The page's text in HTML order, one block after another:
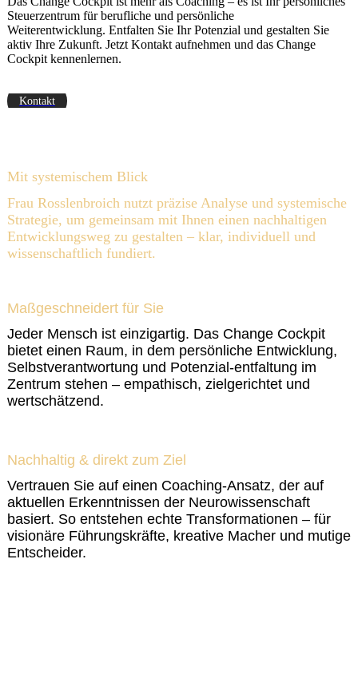
Steuerzentrum für berufliche und persönliche
Weiterentwicklung. Entfalten Sie Ihr Potenzial und gestalten Sie
aktiv Ihre Zukunft. Jetzt Kontakt aufnehmen und das Change
Cockpit kennenlernen.
Kontakt
Mit systemischem Blick
Frau Rosslenbroich nutzt präzise Analyse und systemische
Strategie, um gemeinsam mit Ihnen einen nachhaltigen
Entwicklungsweg zu gestalten – klar, individuell und
wissenschaftlich fundiert.
Maßgeschneidert für Sie
Jeder Mensch ist einzigartig. Das Change Cockpit
bietet einen Raum, in dem persönliche Entwicklung,
Selbstverantwortung und Potenzial-entfaltung im
Zentrum stehen – empathisch, zielgerichtet und
wertschätzend.
Nachhaltig & direkt zum Ziel
Vertrauen Sie auf einen Coaching-Ansatz, der auf
aktuellen Erkenntnissen der Neurowissenschaft
basiert. So entstehen echte Transformationen – für
visionäre Führungskräfte, kreative Macher und mutige
Entscheider.